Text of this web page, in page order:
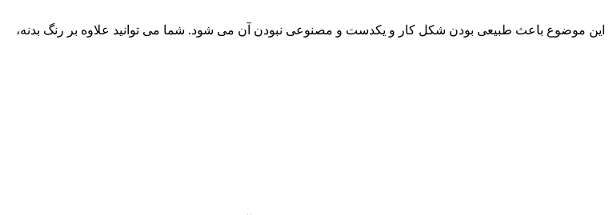
موضوع باعث طبیعی بودن شکل کار و یکدست و مصنوعی نبودن آن می شود. شما می توانید علاوه بر رنگ بدنه،